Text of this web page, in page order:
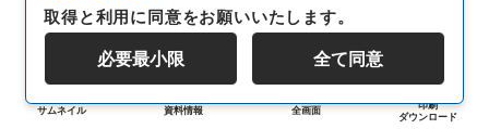
サムネイル 資料情報 全画面
印刷
ダウンロード
取得と利用に同意をお願いいたします。
必要最小限 全て同意